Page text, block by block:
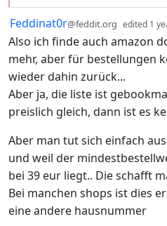
by
Feddinat0r@feddit.org edited 1
Also ich finde auch amazon
mehr, aber für bestellungen
wieder dahin zurück...
Aber ja, die liste ist
preislich gleich, dann ist es
Aber man tut sich einfach
und weil der
bei 39 eur liegt.. Die schafft
Bei manchen shops ist dies
eine andere hausnummer